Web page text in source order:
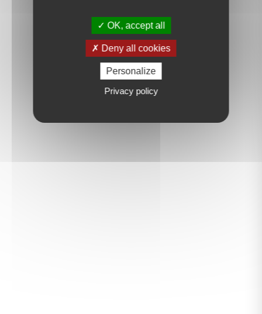
OK, accept all
Deny all cookies
Personalize
Privacy policy